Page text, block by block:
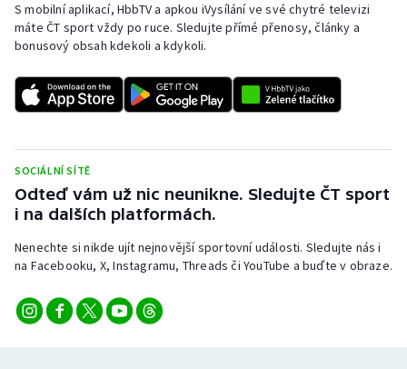
Short track
Stolní tenis
Triatlon
Veslování
Vodní slalom
Ostatní
S mobilní aplikací, HbbTV a apkou iVysílání ve své chytré televizi
máte ČT sport vždy po ruce. Sledujte přímé přenosy, články a
bonusový obsah kdekoli a kdykoli.
SOCIÁLNÍ SÍTĚ
Odteď vám už nic neunikne. Sledujte ČT sport
i na dalších platformách.
Nenechte si nikde ujít nejnovější sportovní události. Sledujte nás i
na Facebooku, X, Instagramu, Threads či YouTube a buďte v obraze.